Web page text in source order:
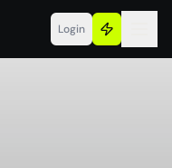
Login